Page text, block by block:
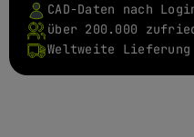
CAD-Daten nach
über 200.000
Weltweite Lieferung